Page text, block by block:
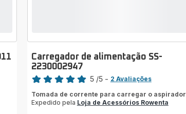
Carregador de alimentação SS-
2230002947
Classificação
de
cinco
5 /5 - 2 Avaliações
Tomada de corrente para carregar o aspirador
Expedido pela Loja de Acessórios Rowenta